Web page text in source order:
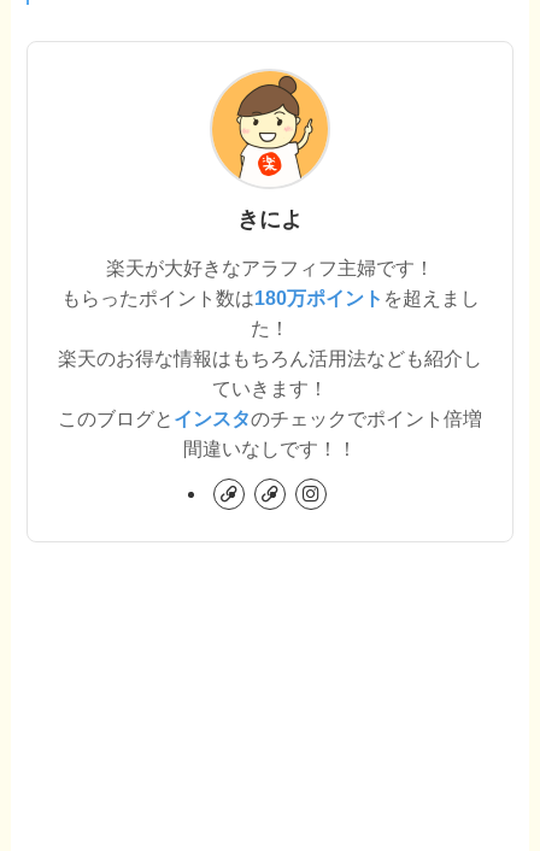
きによ
楽天が大好きなアラフィフ主婦です！
もらったポイント数は180万ポイント を超えまし
た！
楽天のお得な情報はもちろん活用法なども紹介し
ていきます！
このブログと インスタのチェックでポイント倍増
間違いなしです！！